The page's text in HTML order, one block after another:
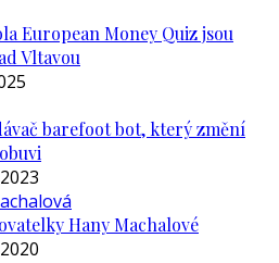
European Money Quiz jsou
Vltavou
barefoot bot, který změní
Hany Machalové